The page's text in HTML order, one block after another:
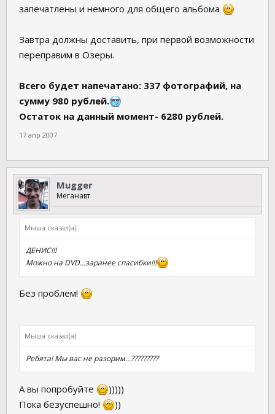
запечатлены и немного для общего альбома
Завтра должны доставить, при первой возможности
переправим в Озеры.
Всего будет напечатано: 337 фотографий, на
сумму 980 рублей.
Остаток на данный момент- 6280 рублей.
17 апр 2007
Mugger
Меганавт
Мыша сказал(а):
ДЕНИС!!!
Можно на DVD...заранее спасибки!!!
Без проблем!
Мыша сказал(а):
Ребята! Мы вас не разорим...?????????
А вы попробуйте
)))))
Пока безуспешно!
))